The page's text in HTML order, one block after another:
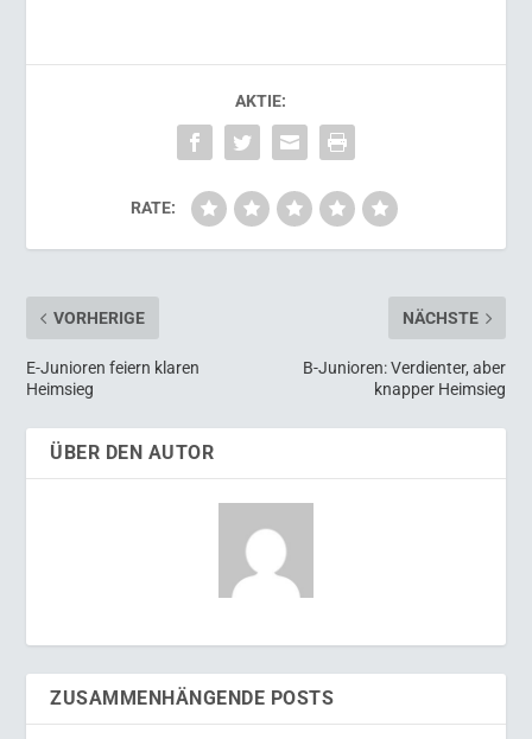
AKTIE:
RATE:
VORHERIGE
E-Junioren feiern klaren
Heimsieg
NÄCHSTE
B-Junioren: Verdienter, aber
knapper Heimsieg
ÜBER DEN AUTOR
ZUSAMMENHÄNGENDE POSTS